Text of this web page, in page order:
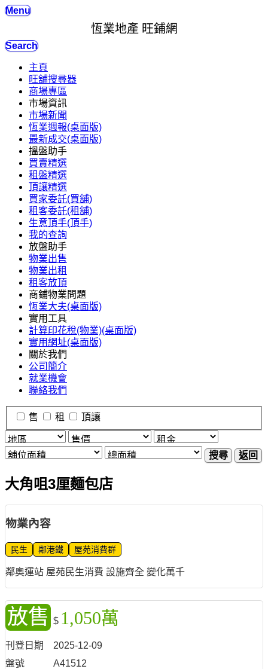
Menu
恆業地產 旺鋪網
Search
主頁
旺舖搜尋器
商場專區
市場資訊
市場新聞
恆業週報(桌面版)
最新成交(桌面版)
搵盤助手
買賣精選
租盤精選
頂讓精選
買家委託(買舖)
租客委託(租舖)
生意頂手(頂手)
我的查詢
放盤助手
物業出售
物業出租
租客放頂
商鋪物業問題
恆業大夫(桌面版)
實用工具
計算印花稅(物業)(桌面版)
實用網址(桌面版)
關於我們
公司簡介
就業機會
聯絡我們
售 租 頂讓
搜尋 返回
大角咀3厘麵包店
物業內容
民生 鄰港鐵 屋苑消費群
鄰奧運站 屋苑民生消費 設施齊全 變化萬千
放售 $ 1,050萬
刊登日期
2025-12-09
盤號
A41512